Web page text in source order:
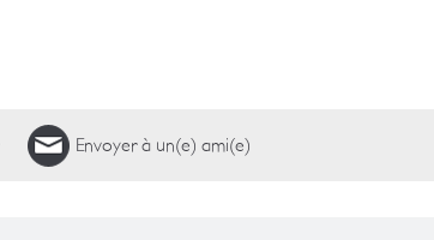
Envoyer à un(e) ami(e)